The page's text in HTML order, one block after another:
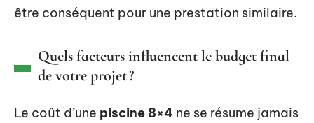
être conséquent pour une prestation similaire.
Quels facteurs influencent le budget final
de votre projet ?
Le coût d’une piscine 8×4 ne se résume jamais